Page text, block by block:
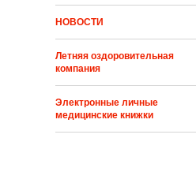
НОВОСТИ
Летняя оздоровительная
компания
Электронные личные
медицинские книжки